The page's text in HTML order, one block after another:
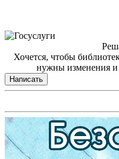
Хочется, чтобы
нужны изменения и
Написать